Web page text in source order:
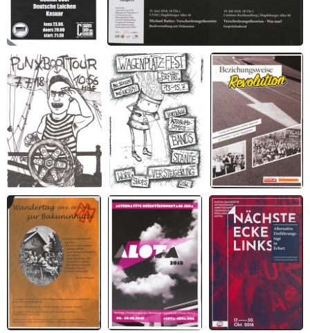
no world cup
bullshit
Nichts ist wie es scheint
Punxboottour
Wagenplatzfest
Erfurt
Beziehungsweise
Revolution